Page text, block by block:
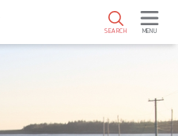
SEARCH MENU